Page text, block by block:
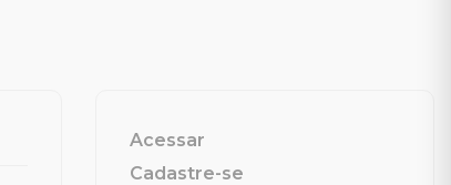
Acessar
Cadastre-se